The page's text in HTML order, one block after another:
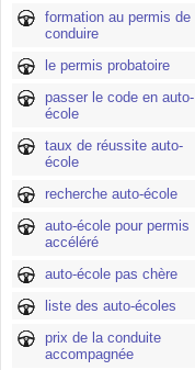
formation au permis de
conduire
le permis probatoire
passer le code en auto-
école
taux de réussite auto-
école
recherche auto-école
auto-école pour permis
accéléré
auto-école pas chère
liste des auto-écoles
prix de la conduite
accompagnée